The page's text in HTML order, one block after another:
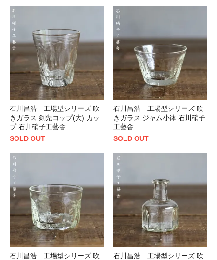
石川昌浩 工場型シリーズ 吹
きガラス 剣先コップ(大) カッ
プ 石川硝子工藝舎
SOLD OUT
石川昌浩 工場型シリーズ 吹
きガラス ジャム小鉢 石川硝子
工藝舎
SOLD OUT
石川昌浩 工場型シリーズ 吹
石川昌浩 工場型シリーズ 吹